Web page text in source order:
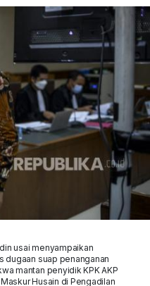
usai menyampaikan
dugaan suap penanganan
mantan penyidik KPK AKP
Husain di Pengadilan